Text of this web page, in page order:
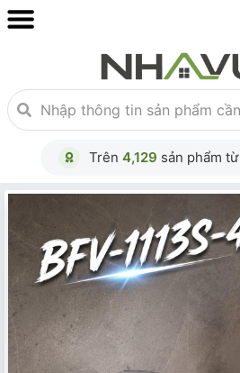
Trên 4,129 sản phẩm từ